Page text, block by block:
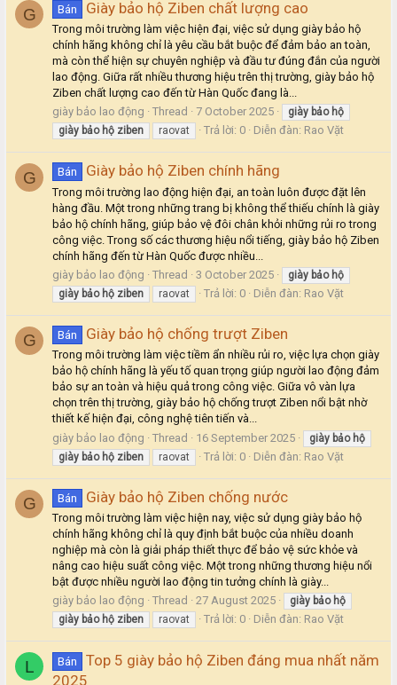
G Bán Giày bảo hộ Ziben chất lượng cao
Trong môi trường làm việc hiện đại, việc sử dụng giày bảo hộ
chính hãng không chỉ là yêu cầu bắt buộc để đảm bảo an toàn,
mà còn thể hiện sự chuyên nghiệp và đầu tư đúng đắn của người
lao động. Giữa rất nhiều thương hiệu trên thị trường, giày bảo hộ
Ziben chất lượng cao đến từ Hàn Quốc đang là...
giày bảo lao động
Thread 7 October 2025 giày bảo hộ
giày bảo hộ ziben raovat Trả lời: 0 Diễn đàn: Rao Vặt
G Bán Giày bảo hộ Ziben chính hãng
Trong môi trường lao động hiện đại, an toàn luôn được đặt lên
hàng đầu. Một trong những trang bị không thể thiếu chính là giày
bảo hộ chính hãng, giúp bảo vệ đôi chân khỏi những rủi ro trong
công việc. Trong số các thương hiệu nổi tiếng, giày bảo hộ Ziben
chính hãng đến từ Hàn Quốc được nhiều...
giày bảo lao động
Thread 3 October 2025 giày bảo hộ
giày bảo hộ ziben raovat Trả lời: 0 Diễn đàn: Rao Vặt
G Bán Giày bảo hộ chống trượt Ziben
Trong môi trường làm việc tiềm ẩn nhiều rủi ro, việc lựa chọn giày
bảo hộ chính hãng là yếu tố quan trọng giúp người lao động đảm
bảo sự an toàn và hiệu quả trong công việc. Giữa vô vàn lựa
chọn trên thị trường, giày bảo hộ chống trượt Ziben nổi bật nhờ
thiết kế hiện đại, công nghệ tiên tiến và...
giày bảo lao động
Thread 16 September 2025 giày bảo hộ
giày bảo hộ ziben raovat Trả lời: 0 Diễn đàn: Rao Vặt
G Bán Giày bảo hộ Ziben chống nước
Trong môi trường làm việc hiện nay, việc sử dụng giày bảo hộ
chính hãng không chỉ là quy định bắt buộc của nhiều doanh
nghiệp mà còn là giải pháp thiết thực để bảo vệ sức khỏe và
nâng cao hiệu suất công việc. Một trong những thương hiệu nổi
bật được nhiều người lao động tin tưởng chính là giày...
giày bảo lao động
Thread 27 August 2025 giày bảo hộ
giày bảo hộ ziben raovat Trả lời: 0 Diễn đàn: Rao Vặt
L Bán
Top 5 giày bảo hộ Ziben đáng mua nhất năm
2025